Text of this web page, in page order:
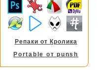
Репаки от Кролика
Portable от punsh